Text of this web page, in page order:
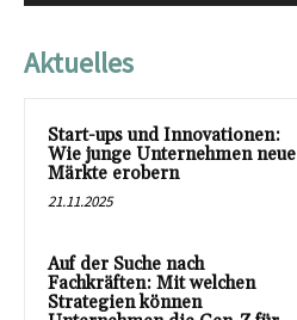
Aktuelles
Start-ups und Innovationen:
Wie junge Unternehmen neue
Märkte erobern
21.11.2025
Auf der Suche nach
Fachkräften: Mit welchen
Strategien können